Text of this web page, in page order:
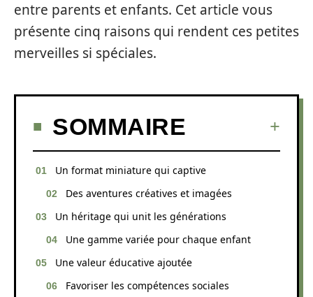
entre parents et enfants. Cet article vous
présente cinq raisons qui rendent ces petites
merveilles si spéciales.
SOMMAIRE
Un format miniature qui captive
Des aventures créatives et imagées
Un héritage qui unit les générations
Une gamme variée pour chaque enfant
Une valeur éducative ajoutée
Favoriser les compétences sociales